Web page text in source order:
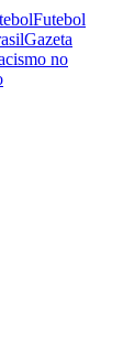
Futebol
Gazeta
no